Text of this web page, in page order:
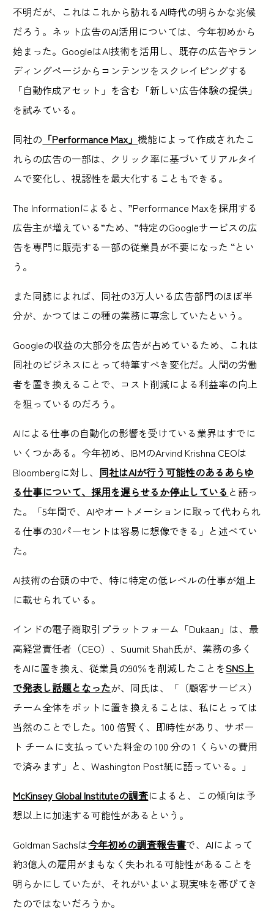
不明だが、これはこれから訪れるAI時代の明らかな兆候
だろう。ネット広告のAI活用については、今年初めから
始まった。GoogleはAI技術を活用し、既存の広告やラン
ディングページからコンテンツをスクレイピングする
「自動作成アセット」を含む「新しい広告体験の提供」
を試みている。
同社の 「Performance Max」機能によって作成されたこ
れらの広告の一部は、クリック率に基づいてリアルタイ
ムで変化し、視認性を最大化することもできる。
The Informationによると、”Performance Maxを採用する
広告主が増えている”ため、”特定のGoogleサービスの広
告を専門に販売する一部の従業員が不要になった “とい
う。
また同誌によれば、同社の3万人いる広告部門のほぼ半
分が、かつてはこの種の業務に専念していたという。
Googleの収益の大部分を広告が占めているため、これは
同社のビジネスにとって特筆すべき変化だ。人間の労働
者を置き換えることで、コスト削減による利益率の向上
を狙っているのだろう。
AIによる仕事の自動化の影響を受けている業界はすでに
いくつかある。今年初め、IBMのArvind Krishna CEOは
Bloombergに対し、 同社はAIが行う可能性のあるあらゆ
る仕事について、採用を遅らせるか停止している と語っ
た。「5年間で、AIやオートメーションに取って代わられ
る仕事の30パーセントは容易に想像できる」と述べてい
た。
AI技術の台頭の中で、特に特定の低レベルの仕事が俎上
に載せられている。
インドの電子商取引プラットフォーム「Dukaan」は、最
高経営責任者（CEO）、Suumit Shah氏が、業務の多く
をAIに置き換え、従業員の90％を削減したことをSNS上
で発表し話題となったが、同氏は、「（顧客サービス）
チーム全体をボットに置き換えることは、私にとっては
当然のことでした。100 倍賢く、即時性があり、サポー
ト チームに支払っていた料金の 100 分の 1 くらいの費用
で済みます」と、Washington Post紙に語っている。」
McKinsey Global Instituteの調査によると、この傾向は予
想以上に加速する可能性があるという。
Goldman Sachsは今年初めの調査報告書で、AIによって
約3億人の雇用がまもなく失われる可能性があることを
明らかにしていたが、それがいよいよ現実味を帯びてき
たのではないだろうか。